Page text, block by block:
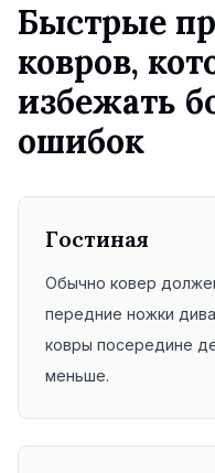
Быстрые
ковров,
избежать
ошибок
Гостиная
Обычно ковер
передние ножки
ковры посередине
меньше.